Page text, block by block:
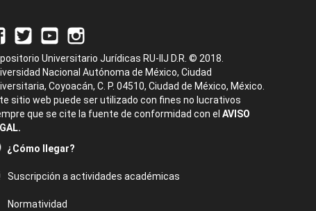
Universitario Jurídicas RU-IIJ D.R. © 2018.
Nacional Autónoma de México, Ciudad
Coyoacán, C. P. 04510, Ciudad de México, México.
sitio web puede ser utilizado con fines no lucrativos
que se cite la fuente de conformidad con el AVISO
¿Cómo llegar?
Suscripción a actividades académicas
Normatividad